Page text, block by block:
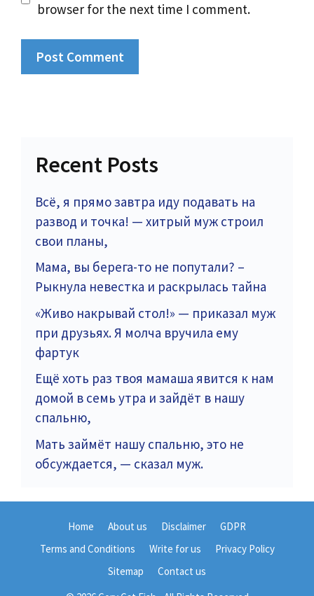
browser for the next time I comment.
Recent Posts
Всё, я прямо завтра иду подавать на
развод и точка! — хитрый муж строил
свои планы,
Мама, вы берега-то не попутали? –
Рыкнула невестка и раскрылась тайна
«Живо накрывай стол!» — приказал муж
при друзьях. Я молча вручила ему
фартук
Ещё хоть раз твоя мамаша явится к нам
домой в семь утра и зайдёт в нашу
спальню,
Мать займёт нашу спальню, это не
обсуждается, — сказал муж.
Home About us Disclaimer
GDPR
Terms and Conditions
Write for us
Privacy Policy
Sitemap
Contact us